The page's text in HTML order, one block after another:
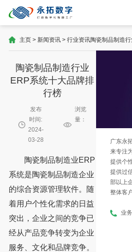
主页> 新闻资讯> 行业资讯陶瓷制品制造
陶瓷制品制造行业
ERP系统十大品牌排
行榜
发布
时间:
2024-
03-28
浏览
量：
陶瓷制品制造业ERP
系统是陶瓷制品制造企业
的综合资源管理软件。随
着用户个性化需求的日益
突出，企业之间的竞争已
经从产品竞争转变为企业
服务、文化和品牌竞争。
广东永
来专注
提供个
提供过
部以上
整体客
业